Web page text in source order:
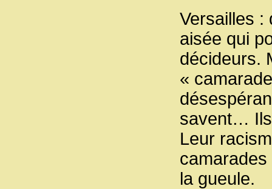
Versailles :
aisée qui
décideurs.
«
savent… Ils
Leur
la gueule.